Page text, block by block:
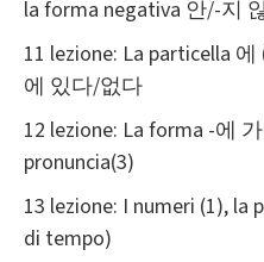
la forma negativa 안/-지
11 lezione: La particella
에 있다/없다
12 lezione: La forma -에
pronuncia(3)
13 lezione: I numeri (1),
di tempo)